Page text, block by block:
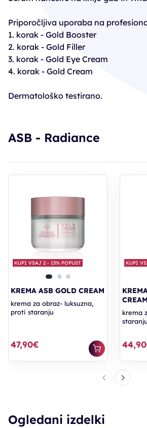
Priporočljiva uporaba na
1. korak - Gold Booster
2. korak - Gold Filler
3. korak - Gold Eye Cream
4. korak - Gold Cream
Dermatološko testirano.
ASB - Radiance
KUPI VSAJ 2 - 15% POPUST
KREMA ASB GOLD CREAM
krema za obraz- luksuzna,
proti staranju
47,90€
KUPI
CREAM
krema
staranju
Ogledani izdelki